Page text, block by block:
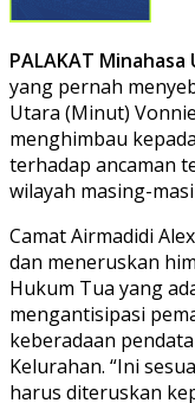
PALAKAT Minahasa
yang pernah
Utara (Minut)
menghimbau
terhadap ancaman
wilayah masing-
Camat Airmadidi
dan meneruskan
Hukum Tua yang
mengantisipasi
keberadaan
Kelurahan. “Ini
harus diteruskan